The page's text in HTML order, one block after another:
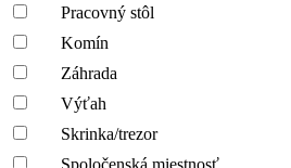
Pracovný stôl
Komín
Záhrada
Výťah
Skrinka/trezor
Spoločenská miestnosť